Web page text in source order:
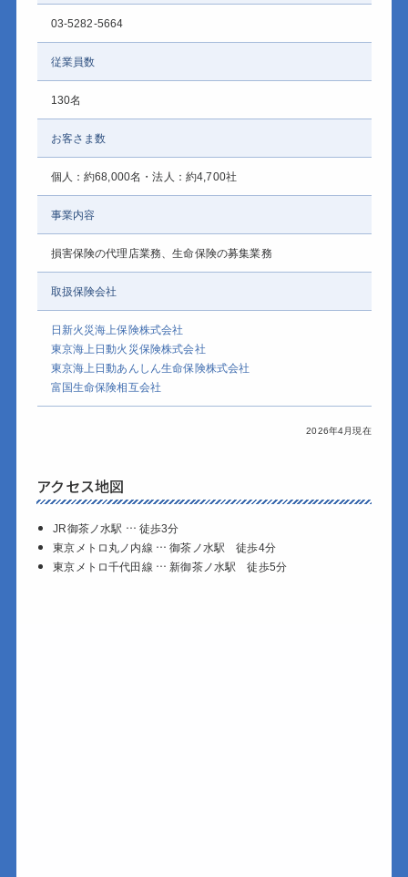
03-5282-5664
従業員数
130名
お客さま数
個人：約68,000名・法人：約4,700社
事業内容
損害保険の代理店業務、生命保険の募集業務
取扱保険会社
日新火災海上保険株式会社
東京海上日動火災保険株式会社
東京海上日動あんしん生命保険株式会社
富国生命保険相互会社
2026年4月現在
アクセス地図
JR御茶ノ水駅 … 徒歩3分
東京メトロ丸ノ内線 … 御茶ノ水駅 徒歩4分
東京メトロ千代田線 … 新御茶ノ水駅 徒歩5分